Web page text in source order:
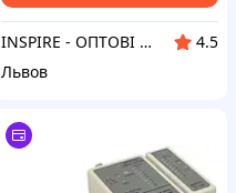
INSPIRE - ОПТОВІ ПРОДАЖІ ТА БЕЗГОТІВКА ДЛЯ БІЗНЕСУ
4.5
Львов